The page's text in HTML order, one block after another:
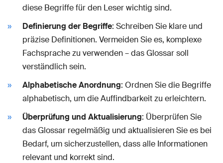
diese Begriffe für den Leser wichtig sind.
Definierung der Begriffe: Schreiben Sie klare und
präzise Definitionen. Vermeiden Sie es, komplexe
Fachsprache zu verwenden – das Glossar soll
verständlich sein.
Alphabetische Anordnung: Ordnen Sie die Begriffe
alphabetisch, um die Auffindbarkeit zu erleichtern.
Überprüfung und Aktualisierung: Überprüfen Sie
das Glossar regelmäßig und aktualisieren Sie es bei
Bedarf, um sicherzustellen, dass alle Informationen
relevant und korrekt sind.